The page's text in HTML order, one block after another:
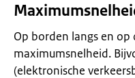
Op borden langs en op
maximumsnelheid.
(elektronische